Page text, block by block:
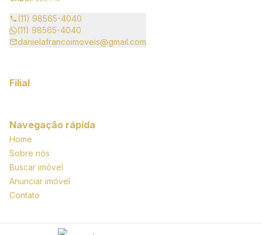
(11) 98565-4040
(11) 98565-4040
danielafrancoimoveis@gmail.com
Filial
Navegação rápida
Home
Sobre nós
Buscar imóvel
Anunciar imóvel
Contato